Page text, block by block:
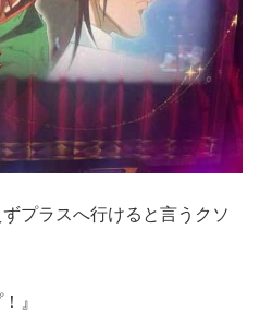
プラスへ行けると言うクソ
』